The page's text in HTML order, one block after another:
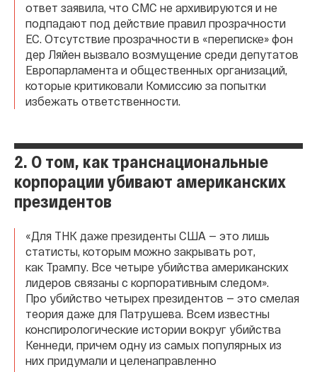
ответ заявила, что СМС не архивируются и не
подпадают под действие правил прозрачности
ЕС. Отсутствие прозрачности в «переписке» фон
дер Ляйен вызвало возмущение среди депутатов
Европарламента и общественных организаций,
которые критиковали Комиссию за попытки
избежать ответственности.
2. О том, как транснациональные
корпорации убивают американских
президентов
«Для ТНК даже президенты США — это лишь
статисты, которым можно закрывать рот,
как Трампу. Все четыре убийства американских
лидеров связаны с корпоративным следом».
Про убийство четырех президентов — это смелая
теория даже для Патрушева. Всем известны
конспирологические истории вокруг убийства
Кеннеди, причем одну из самых популярных из
них придумали и целенаправленно